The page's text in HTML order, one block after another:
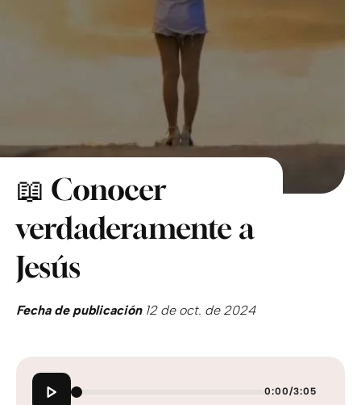
📖 Conocer
verdaderamente a
Jesús
Fecha de publicación12 de oct. de 2024
0:00/3:05